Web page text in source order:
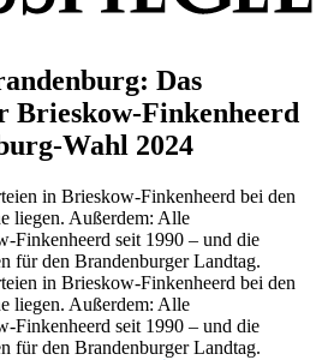
: Das
Brieskow-Finkenheerd
Wahl 2024
in Brieskow-Finkenheerd bei den
liegen. Außerdem: Alle
Finkenheerd seit 1990 – und die
für den Brandenburger Landtag.
in Brieskow-Finkenheerd bei den
liegen. Außerdem: Alle
Finkenheerd seit 1990 – und die
für den Brandenburger Landtag.